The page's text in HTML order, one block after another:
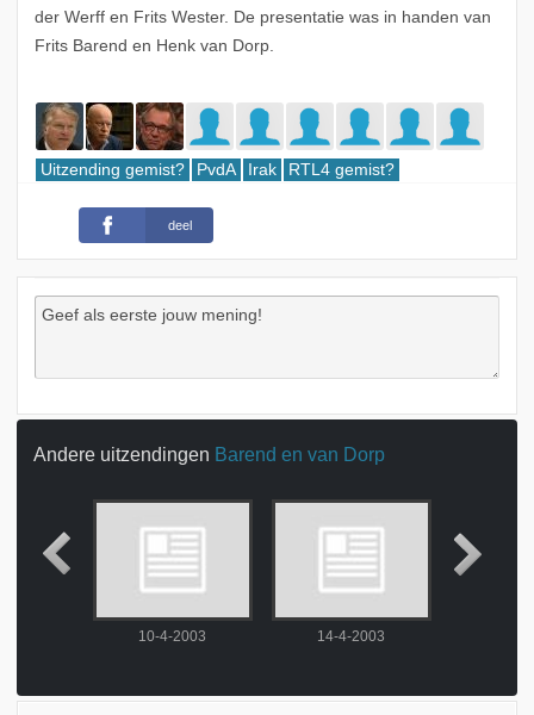
der Werff en Frits Wester. De presentatie was in handen van
Frits Barend en Henk van Dorp.
Uitzending gemist? PvdA Irak RTL4 gemist?
deel
Andere uitzendingen Barend en van Dorp
10-4-2003 14-4-2003